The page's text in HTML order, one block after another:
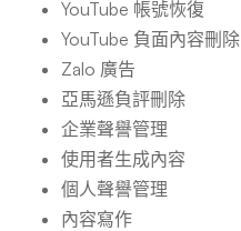
YouTube 帳號恢復
YouTube 負面內容刪除
Zalo 廣告
亞馬遜負評刪除
企業聲譽管理
使用者生成內容
個人聲譽管理
內容寫作